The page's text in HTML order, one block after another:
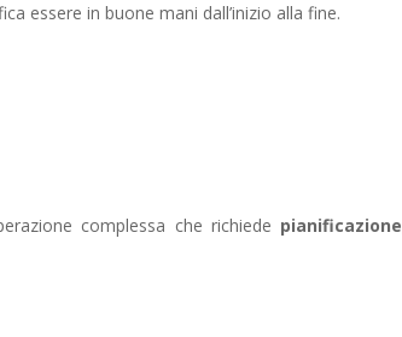
essere in buone mani dall’inizio alla fine.
complessa che richiede pianificazione